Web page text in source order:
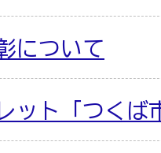
について
ット「つくば